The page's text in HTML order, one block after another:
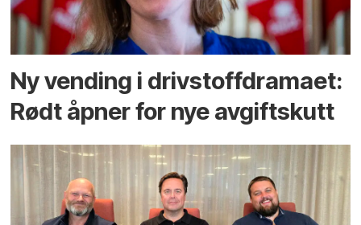
Ny vending i drivstoffdramaet:
Rødt åpner for nye avgiftskutt